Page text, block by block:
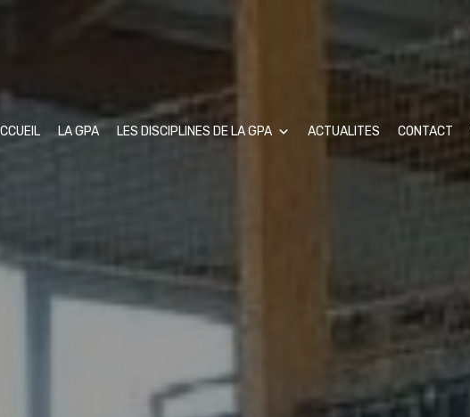
LA GPA LES DISCIPLINES DE LA GPA ACTUALITES CONTACT